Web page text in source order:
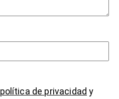
política de privacidad y